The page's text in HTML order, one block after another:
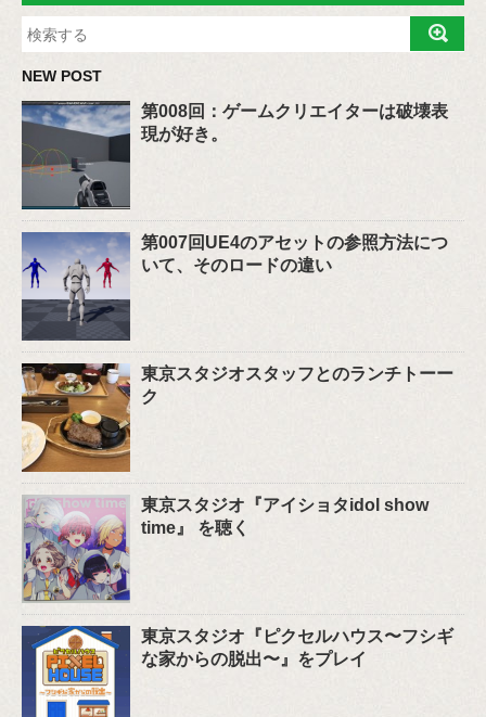
NEW POST
第008回：ゲームクリエイターは破壊表
現が好き。
第007回UE4のアセットの参照方法につ
いて、そのロードの違い
東京スタジオスタッフとのランチトーー
ク
東京スタジオ『アイショタidol show
time』 を聴く
東京スタジオ『ピクセルハウス〜フシギ
な家からの脱出〜』をプレイ